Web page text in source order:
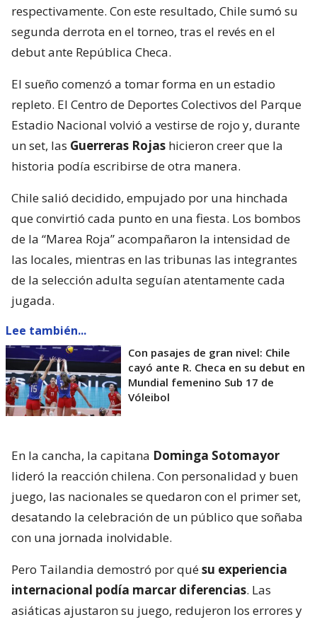
respectivamente. Con este resultado, Chile sumó su
segunda derrota en el torneo, tras el revés en el
debut ante República Checa.
El sueño comenzó a tomar forma en un estadio
repleto. El Centro de Deportes Colectivos del Parque
Estadio Nacional volvió a vestirse de rojo y, durante
un set, las Guerreras Rojas hicieron creer que la
historia podía escribirse de otra manera.
Chile salió decidido, empujado por una hinchada
que convirtió cada punto en una fiesta. Los bombos
de la “Marea Roja” acompañaron la intensidad de
las locales, mientras en las tribunas las integrantes
de la selección adulta seguían atentamente cada
jugada.
Lee también...
Con pasajes de gran nivel: Chile
cayó ante R. Checa en su debut en
Mundial femenino Sub 17 de
Vóleibol
En la cancha, la capitana Dominga Sotomayor
lideró la reacción chilena. Con personalidad y buen
juego, las nacionales se quedaron con el primer set,
desatando la celebración de un público que soñaba
con una jornada inolvidable.
Pero Tailandia demostró por quésu experiencia
internacional podía marcar diferencias. Las
asiáticas ajustaron su juego, redujeron los errores y